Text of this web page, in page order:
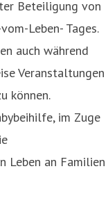
Beteiligung von
Leben- Tages.
auch während
Veranstaltungen
können.
im Zuge
Leben an Familien